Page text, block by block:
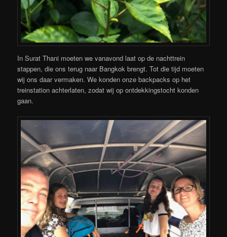
In Surat Thani moeten we vanavond laat op de nachttrein
stappen, die ons terug naar Bangkok brengt. Tot die tijd moeten
wij ons daar vermaken. We konden onze backpacks op het
treinstation achterlaten, zodat wij op ontdekkingstocht konden
gaan.